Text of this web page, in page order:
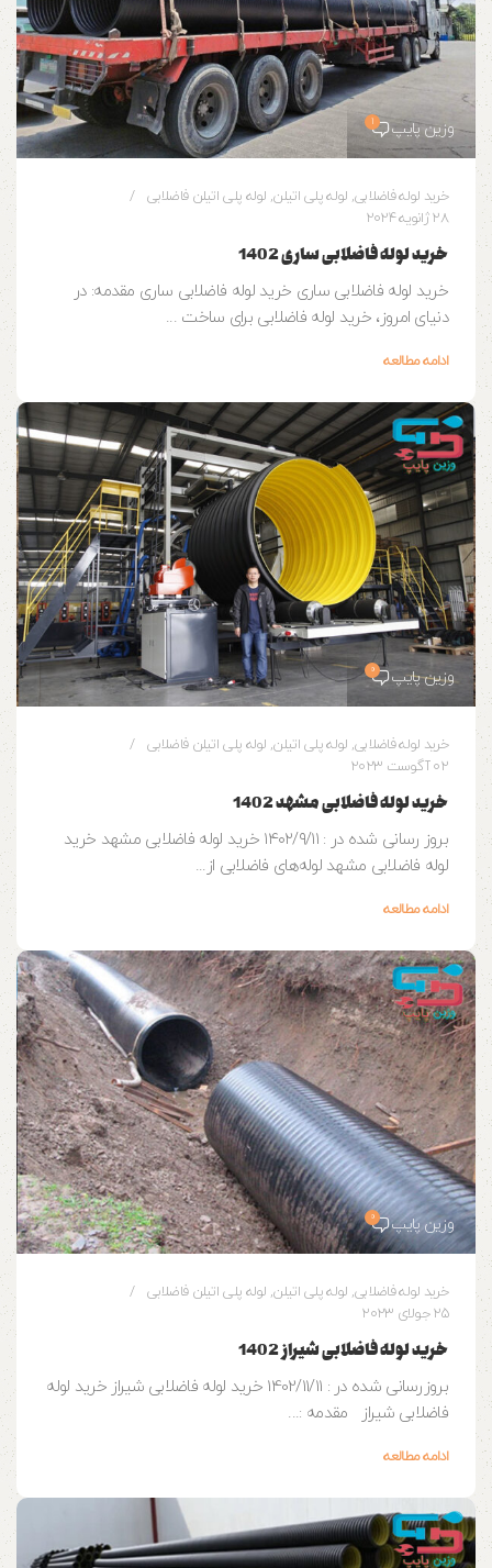
وزین پایپ 1
خرید لوله فاضلابی, لوله پلی اتیلن, لوله پلی اتیلن فاضلابی
28 ژانویه 2024
خرید لوله فاضلابی ساری 1402
خرید لوله فاضلابی ساری خرید لوله فاضلابی ساری مقدمه: در
دنیای امروز، خرید لوله فاضلابی برای ساخت ...
ادامه مطالعه
وزین پایپ 0
خرید لوله فاضلابی, لوله پلی اتیلن, لوله پلی اتیلن فاضلابی
02 آگوست 2023
خرید لوله فاضلابی مشهد 1402
بروز رسانی شده در : ۱۴۰۲/۹/۱۱ خرید لوله فاضلابی مشهد خرید
لوله فاضلابی مشهد لوله‌های فاضلابی از...
ادامه مطالعه
وزین پایپ 0
خرید لوله فاضلابی, لوله پلی اتیلن, لوله پلی اتیلن فاضلابی
25 جولای 2023
خرید لوله فاضلابی شیراز 1402
بروزرسانی شده در : 1402/11/11 خرید لوله فاضلابی شیراز خرید لوله
فاضلابی شیراز مقدمه :...
ادامه مطالعه